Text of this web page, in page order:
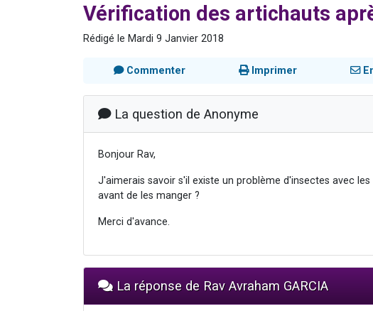
Vérification des artichauts
Rédigé le Mardi 9 Janvier 2018
Commenter Imprimer
La question de Anonyme
Bonjour Rav,
J'aimerais savoir s'il existe un problème d'insectes avec
avant de les manger ?
Merci d'avance.
La réponse de Rav Avraham GARCIA